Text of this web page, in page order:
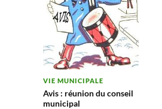
VIE MUNICIPALE
Avis : réunion du conseil
municipal